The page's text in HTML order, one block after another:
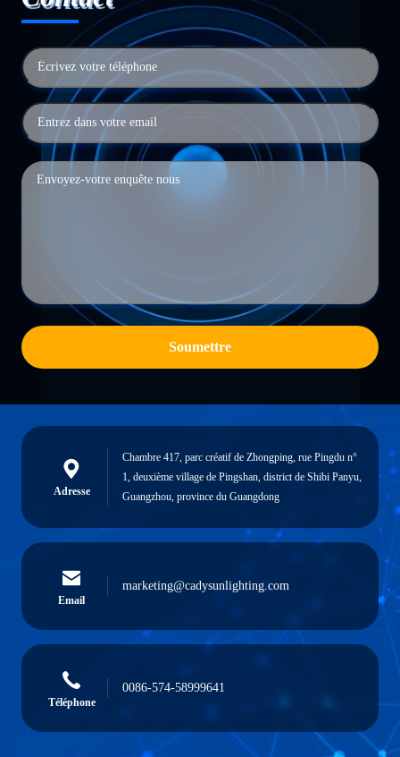
Soumettre
Adresse
Chambre 417, parc créatif de Zhongping, rue Pingdu n°
1, deuxième village de Pingshan, district de Shibi Panyu,
Guangzhou, province du Guangdong
Email
marketing@cadysunlighting.com
Téléphone
0086-574-58999641